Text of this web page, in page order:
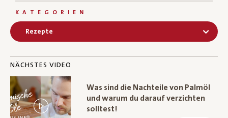
KATEGORIEN
Rezepte
NÄCHSTES VIDEO
Was sind die Nachteile von Palmöl
und warum du darauf verzichten
solltest!